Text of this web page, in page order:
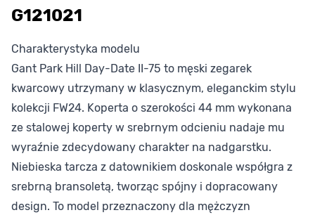
G121021
Charakterystyka modelu
Gant Park Hill Day-Date II-75 to męski zegarek
kwarcowy utrzymany w klasycznym, eleganckim stylu
kolekcji FW24. Koperta o szerokości 44 mm wykonana
ze stalowej koperty w srebrnym odcieniu nadaje mu
wyraźnie zdecydowany charakter na nadgarstku.
Niebieska tarcza z datownikiem doskonale współgra z
srebrną bransoletą, tworząc spójny i dopracowany
design. To model przeznaczony dla mężczyzn